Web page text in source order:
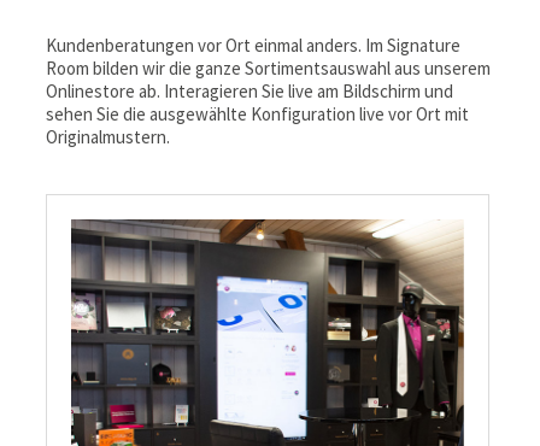
Kundenberatungen vor Ort einmal anders. Im Signature
Room bilden wir die ganze Sortimentsauswahl aus unserem
Onlinestore ab. Interagieren Sie live am Bildschirm und
sehen Sie die ausgewählte Konfiguration live vor Ort mit
Originalmustern.